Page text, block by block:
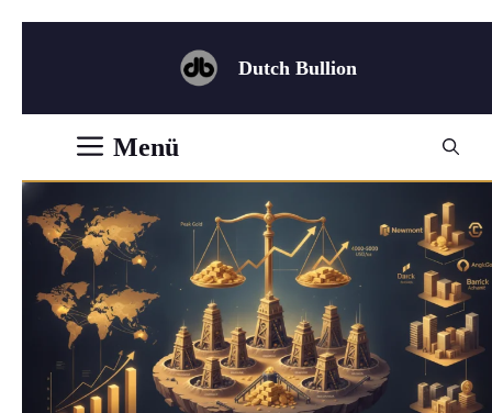
Dutch Bullion
Menü